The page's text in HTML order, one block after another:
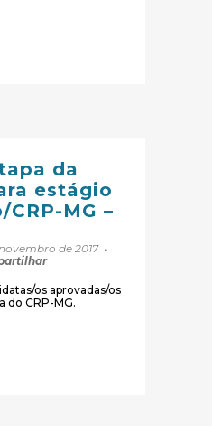
da
estágio
MG –
de 2017
os aprovadas/os
do CRP-MG.